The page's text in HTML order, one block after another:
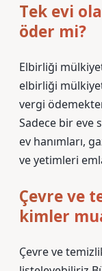
Tek evi
öder mi?
Elbirliği
elbirliği
vergi
Sadece bir eve
ev hanımları,
ve yetimleri
Çevre ve
kimler
Çevre ve